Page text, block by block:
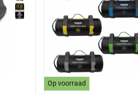
Op voorraad